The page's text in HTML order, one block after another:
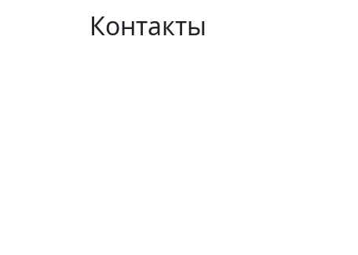
Контакты